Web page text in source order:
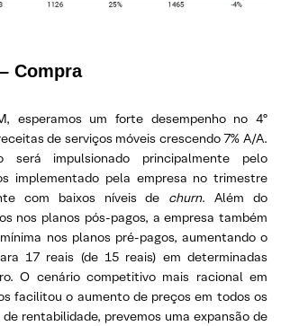
Compra
esperamos um forte desempenho no 4º
de serviços móveis crescendo 7% A/A.
será impulsionado principalmente pelo
implementado pela empresa no trimestre
com baixos níveis de churn. Além do
nos planos pós-pagos, a empresa também
nos planos pré-pagos, aumentando o
17 reais (de 15 reais) em determinadas
O cenário competitivo mais racional em
facilitou o aumento de preços em todos os
rentabilidade, prevemos uma expansão de